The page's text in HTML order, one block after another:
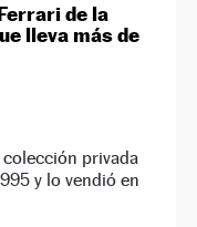
de la
lleva más de
privada
y lo vendió en